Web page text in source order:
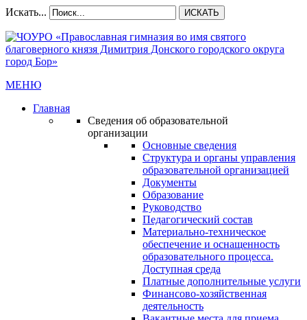
Искать... ИСКАТЬ
МЕНЮ
Главная
Сведения об образовательной
организации
Основные сведения
Структура и органы управления
образовательной организацией
Документы
Образование
Руководство
Педагогический состав
Материально-техническое
обеспечение и оснащенность
образовательного процесса.
Доступная среда
Платные дополнительные услуги
Финансово-хозяйственная
деятельность